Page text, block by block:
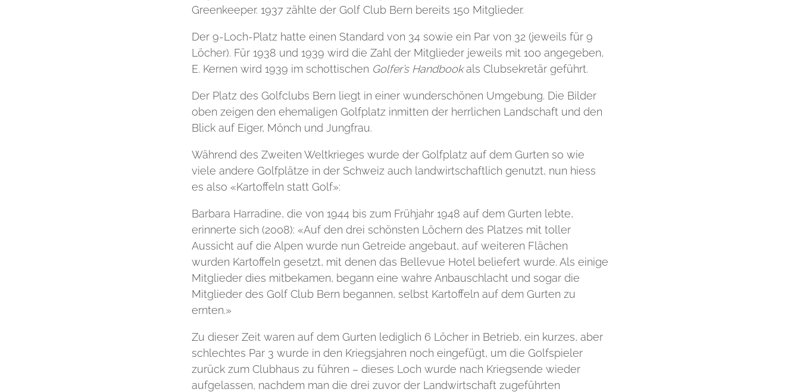
Greenkeeper. 1937 zählte der Golf Club Bern bereits 150 Mitglieder.
Der 9-Loch-Platz hatte einen Standard von 34 sowie ein Par von 32 (jeweils für 9
Löcher). Für 1938 und 1939 wird die Zahl der Mitglieder jeweils mit 100 angegeben,
E. Kernen wird 1939 im schottischen Golfer’s Handbookals Clubsekretär geführt.
Der Platz des Golfclubs Bern liegt in einer wunderschönen Umgebung. Die Bilder
oben zeigen den ehemaligen Golfplatz inmitten der herrlichen Landschaft und den
Blick auf Eiger, Mönch und Jungfrau.
Während des Zweiten Weltkrieges wurde der Golfplatz auf dem Gurten so wie
viele andere Golfplätze in der Schweiz auch landwirtschaftlich genutzt, nun hiess
es also «Kartoffeln statt Golf»:
Barbara Harradine, die von 1944 bis zum Frühjahr 1948 auf dem Gurten lebte,
erinnerte sich (2008): «Auf den drei schönsten Löchern des Platzes mit toller
Aussicht auf die Alpen wurde nun Getreide angebaut, auf weiteren Flächen
wurden Kartoffeln gesetzt, mit denen das Bellevue Hotel beliefert wurde. Als einige
Mitglieder dies mitbekamen, begann eine wahre Anbauschlacht und sogar die
Mitglieder des Golf Club Bern begannen, selbst Kartoffeln auf dem Gurten zu
ernten.»
Zu dieser Zeit waren auf dem Gurten lediglich 6 Löcher in Betrieb, ein kurzes, aber
schlechtes Par 3 wurde in den Kriegsjahren noch eingefügt, um die Golfspieler
zurück zum Clubhaus zu führen – dieses Loch wurde nach Kriegsende wieder
aufgelassen, nachdem man die drei zuvor der Landwirtschaft zugeführten